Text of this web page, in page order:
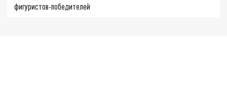
фигуристов-победителей